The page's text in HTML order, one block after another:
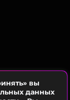
вы
данных